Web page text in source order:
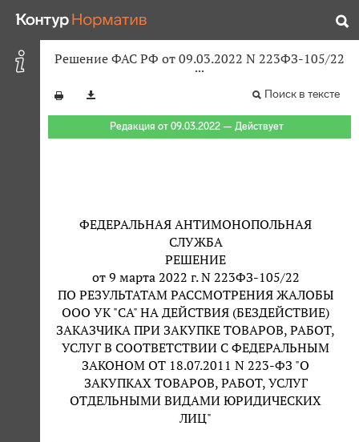
Решение ФАС РФ от 09.03.2022 N 223ФЗ-105/22
Поиск в тексте
Редакция от 09.03.2022 — Действует
ФЕДЕРАЛЬНАЯ АНТИМОНОПОЛЬНАЯ
СЛУЖБА
РЕШЕНИЕ
от 9 марта 2022 г. N 223ФЗ-105/22
ПО РЕЗУЛЬТАТАМ РАССМОТРЕНИЯ ЖАЛОБЫ
ООО УК "СА" НА ДЕЙСТВИЯ (БЕЗДЕЙСТВИЕ)
ЗАКАЗЧИКА ПРИ ЗАКУПКЕ ТОВАРОВ, РАБОТ,
УСЛУГ В СООТВЕТСТВИИ С ФЕДЕРАЛЬНЫМ
ЗАКОНОМ ОТ 18.07.2011 N 223-ФЗ "О
ЗАКУПКАХ ТОВАРОВ, РАБОТ, УСЛУГ
ОТДЕЛЬНЫМИ ВИДАМИ ЮРИДИЧЕСКИХ
ЛИЦ"